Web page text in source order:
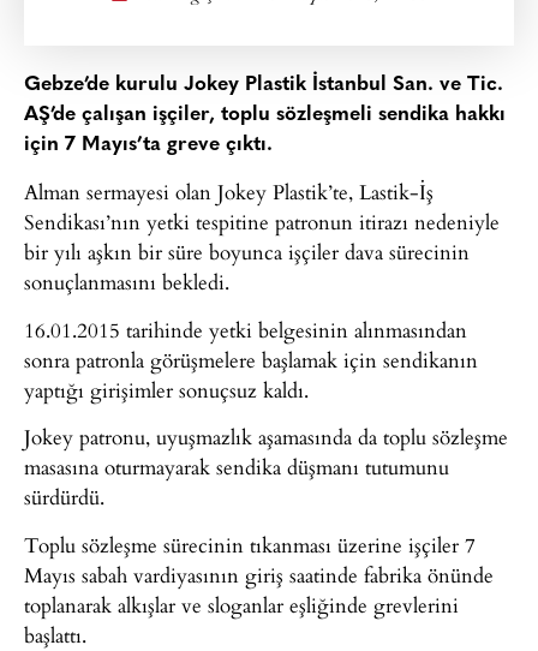
Gebze’de kurulu Jokey Plastik İstanbul San. ve Tic.
AŞ’de çalışan işçiler, toplu sözleşmeli sendika hakkı
için 7 Mayıs’ta greve çıktı.
Alman sermayesi olan Jokey Plastik’te, Lastik-İş
Sendikası’nın yetki tespitine patronun itirazı nedeniyle
bir yılı aşkın bir süre boyunca işçiler dava sürecinin
sonuçlanmasını bekledi.
16.01.2015 tarihinde yetki belgesinin alınmasından
sonra patronla görüşmelere başlamak için sendikanın
yaptığı girişimler sonuçsuz kaldı.
Jokey patronu, uyuşmazlık aşamasında da toplu sözleşme
masasına oturmayarak sendika düşmanı tutumunu
sürdürdü.
Toplu sözleşme sürecinin tıkanması üzerine işçiler 7
Mayıs sabah vardiyasının giriş saatinde fabrika önünde
toplanarak alkışlar ve sloganlar eşliğinde grevlerini
başlattı.